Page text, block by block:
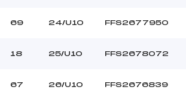
69 24/U10 FFS2677950
18 25/U10 FFS2678072
67 26/U10 FFS2676839